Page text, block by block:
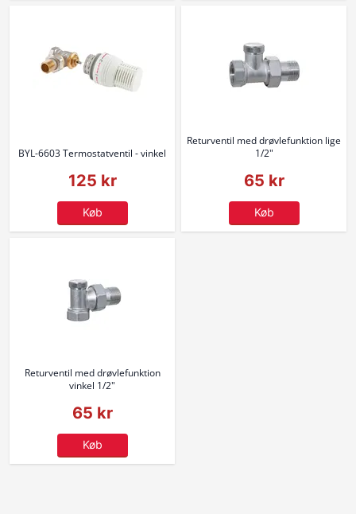
BYL-6603 Termostatventil - vinkel
125 kr
Køb
Returventil med drøvlefunktion lige
1/2"
65 kr
Køb
Returventil med drøvlefunktion
vinkel 1/2"
65 kr
Køb